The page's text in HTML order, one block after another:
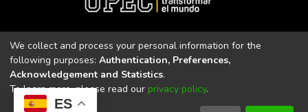
ES
Universidad Politécnica Estatal del Carchi
Universidad Politécnica Estatal del Carchi | Acreditada por el
We collect and process your personal information for the
following purposes: Authentication, Preferences,
Acknowledgement and Statistics.
To learn more, please read our privacy policy.